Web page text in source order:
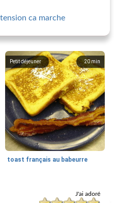
ca marche
20min
Petit déjeuner
toast français au babeurre
J'ai adoré